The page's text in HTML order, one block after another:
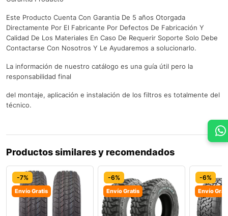
Este Producto Cuenta Con Garantia De 5 años Otorgada
Directamente Por El Fabricante Por Defectos De Fabricación Y
Calidad De Los Materiales En Caso De Requerir Soporte Solo Debe
Contactarse Con Nosotros Y Le Ayudaremos a solucionarlo.
La información de nuestro catálogo es una guía útil pero la
responsabilidad final
del montaje, aplicación e instalación de los filtros es totalmente del
técnico.
Productos similares y recomendados
-7%
Envío Gratis
-6%
Envío Gratis
-6%
Envío